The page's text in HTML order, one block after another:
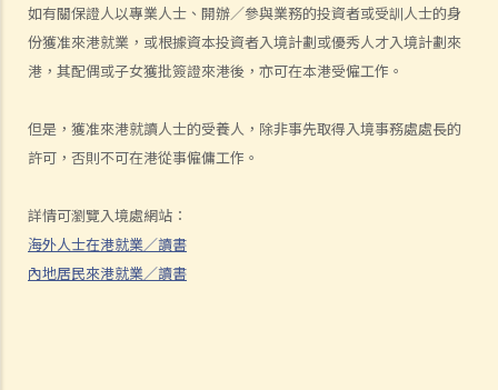
如有關保證人以專業人士、開辦／參與業務的投資者或受訓人士的身
份獲准來港就業，或根據資本投資者入境計劃或優秀人才入境計劃來
港，其配偶或子女獲批簽證來港後，亦可在本港受僱工作。
但是，獲准來港就讀人士的受養人，除非事先取得入境事務處處長的
許可，否則不可在港從事僱傭工作。
詳情可瀏覽入境處網站：
海外人士在港就業／讀書
內地居民來港就業／讀書
G. 已婚人士享有的福利與權益
A. 已婚人士免稅額
H. 重婚
1. 如果我在國外和同性結婚，然後又在香港嫁給別人，算不算重婚？
支付方後來發現接受方在結婚時已在內地和其他人合法結婚，支付方是
否可以(a)根據新證據撤銷判決，(b)請求法庭宣告婚姻因重婚而無效，以
及(c)請求取消對方獲得附屬濟助的權利？